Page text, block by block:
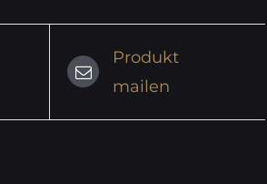
Produkt
mailen